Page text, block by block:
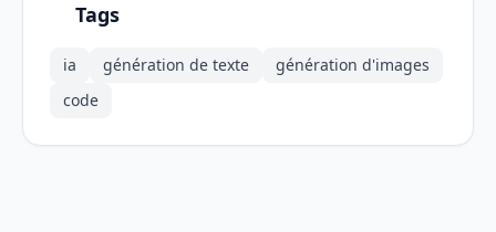
Tags
ia génération de texte
génération d'images
code